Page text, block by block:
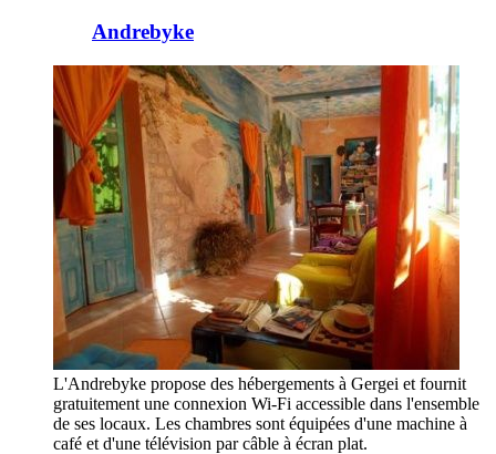
Andrebyke
L'Andrebyke propose des hébergements à Gergei et fournit
gratuitement une connexion Wi-Fi accessible dans l'ensemble
de ses locaux. Les chambres sont équipées d'une machine à
café et d'une télévision par câble à écran plat.